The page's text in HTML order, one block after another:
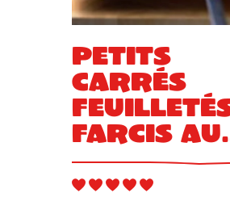
Petits
carrés
farcis au
saumon
la